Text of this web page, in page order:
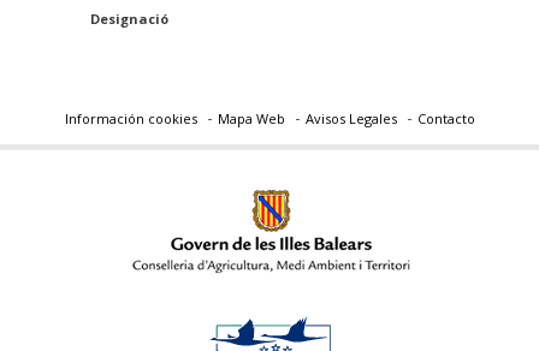
Designació
Información cookies Mapa Web Avisos Legales Contacto